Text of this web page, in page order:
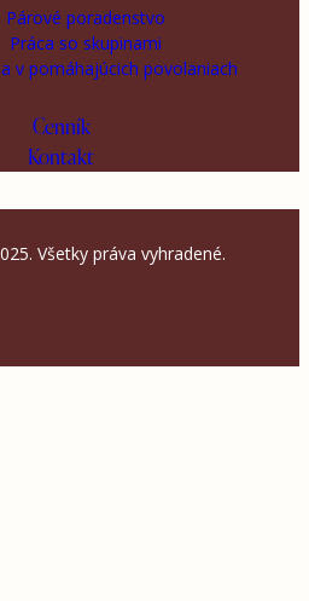
Párové poradenstvo
Práca so skupinami
v pomáhajúcich povolaniach
Cenník
Kontakt
Všetky práva vyhradené.